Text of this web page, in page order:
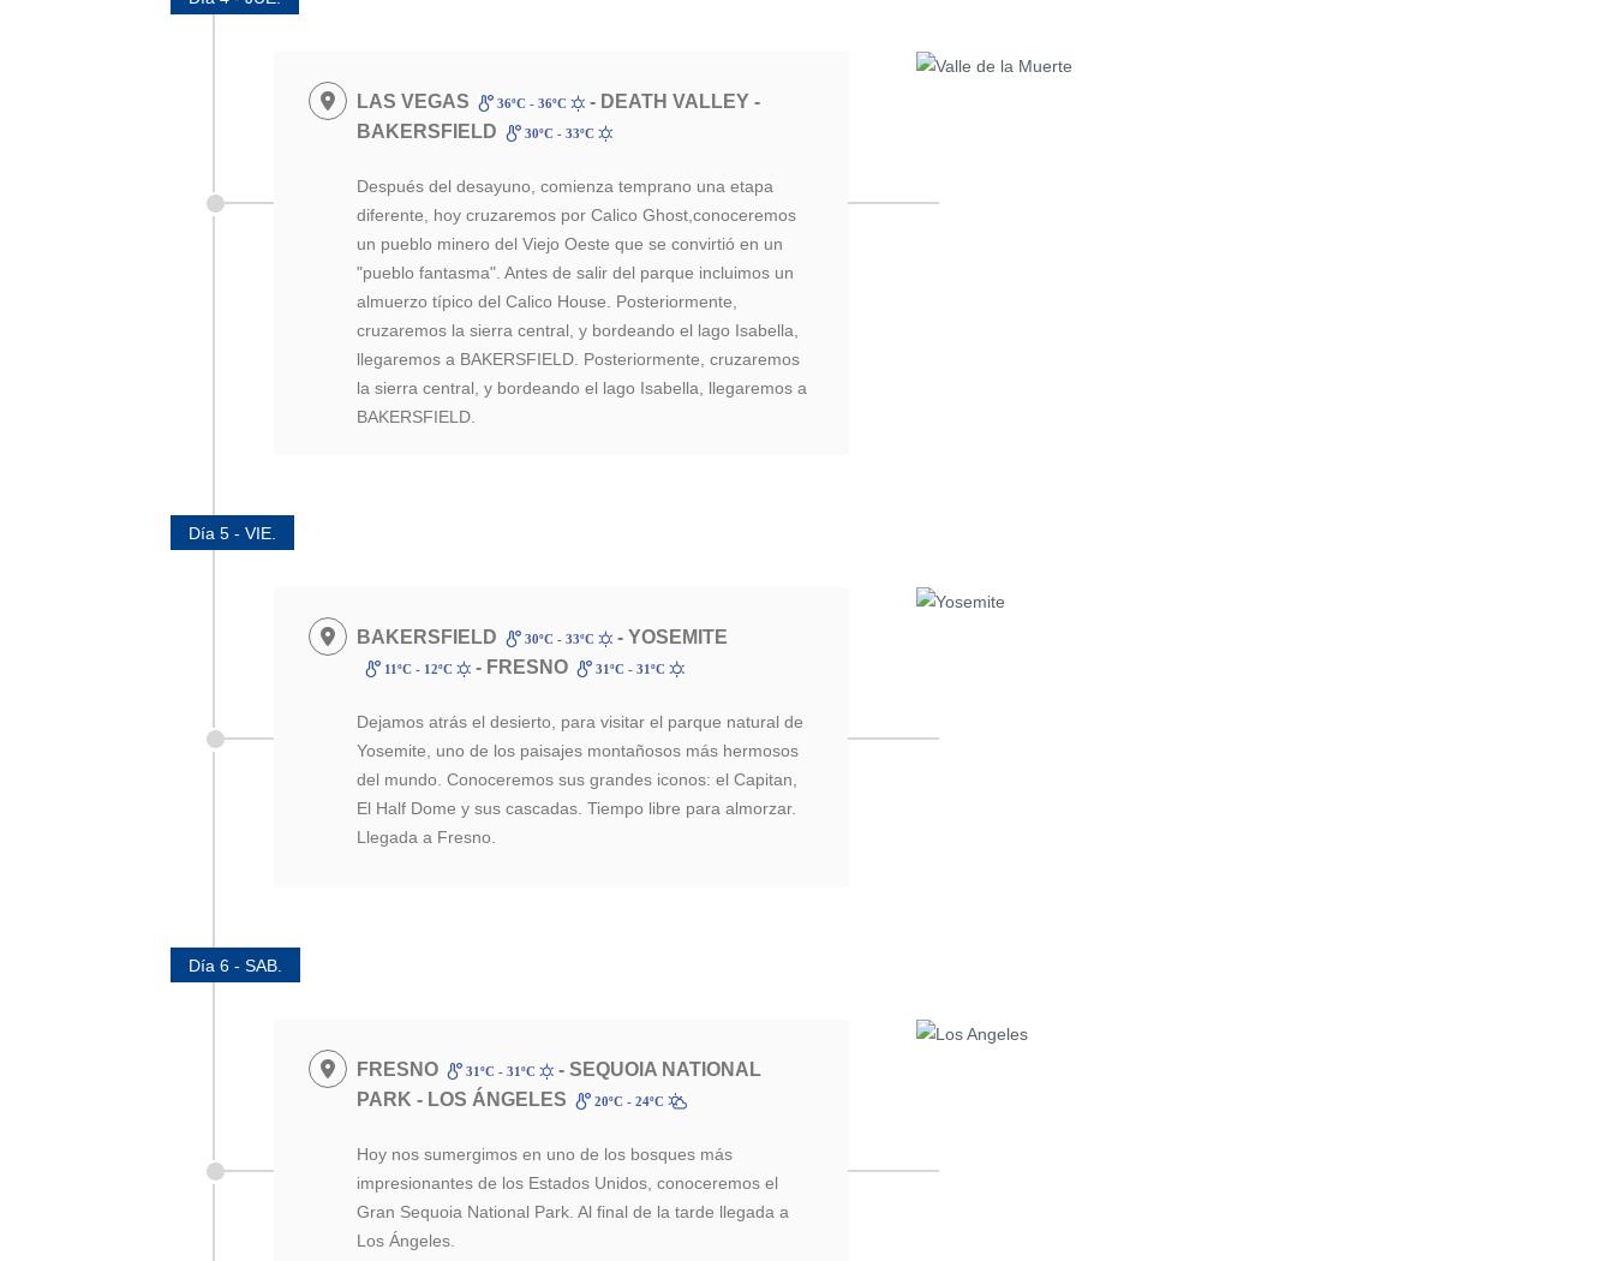
LAS VEGAS 36ºC - 36ºC
- DEATH VALLEY -
BAKERSFIELD
30ºC - 33ºC
Después del desayuno, comienza temprano una etapa
diferente, hoy cruzaremos por Calico Ghost,conoceremos
un pueblo minero del Viejo Oeste que se convirtió en un
"pueblo fantasma". Antes de salir del parque incluimos un
almuerzo típico del Calico House. Posteriormente,
cruzaremos la sierra central, y bordeando el lago Isabella,
llegaremos a BAKERSFIELD. Posteriormente, cruzaremos
la sierra central, y bordeando el lago Isabella, llegaremos a
BAKERSFIELD.
Día 5 - VIE.
BAKERSFIELD 30ºC - 33ºC - YOSEMITE
11ºC - 12ºC - FRESNO 31ºC - 31ºC
Dejamos atrás el desierto, para visitar el parque natural de
Yosemite, uno de los paisajes montañosos más hermosos
del mundo. Conoceremos sus grandes iconos: el Capitan,
El Half Dome y sus cascadas. Tiempo libre para almorzar.
Llegada a Fresno.
Día 6 - SAB.
FRESNO 31ºC - 31ºC
- SEQUOIA NATIONAL
PARK - LOS ÁNGELES
20ºC - 24ºC
Hoy nos sumergimos en uno de los bosques más
impresionantes de los Estados Unidos, conoceremos el
Gran Sequoia National Park. Al final de la tarde llegada a
Los Ángeles.